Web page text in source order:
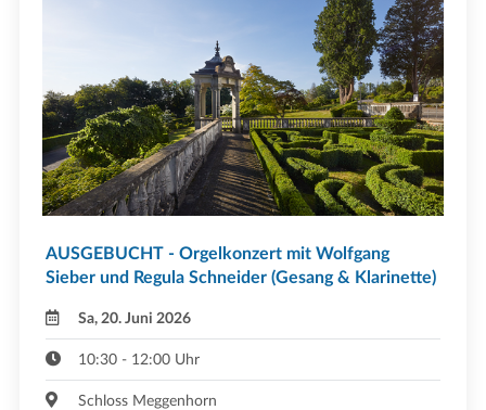
AUSGEBUCHT - Orgelkonzert mit Wolfgang
Sieber und Regula Schneider (Gesang & Klarinette)
Sa, 20. Juni 2026
10:30 - 12:00 Uhr
Schloss Meggenhorn